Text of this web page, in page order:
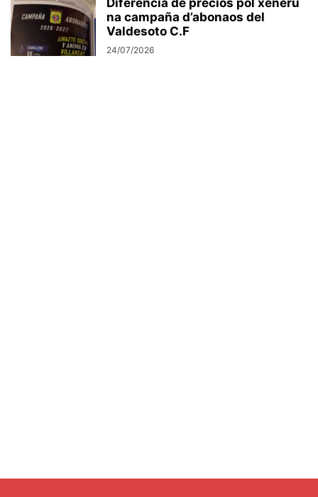
Diferencia de precios pol xéneru
na campaña d’abonaos del
Valdesoto C.F
24/07/2026